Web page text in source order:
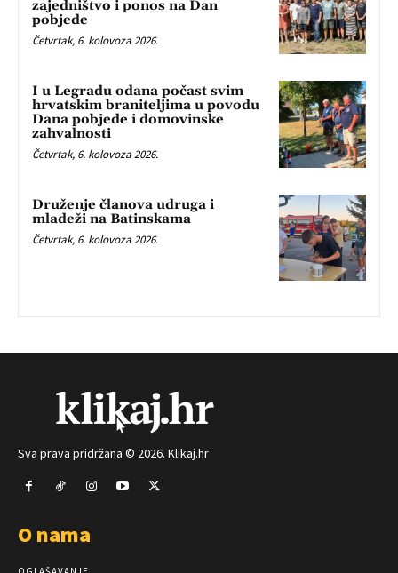
zajedništvo i ponos na Dan
pobjede
Četvrtak, 6. kolovoza 2026.
I u Legradu odana počast svim
hrvatskim braniteljima u povodu
Dana pobjede i domovinske
zahvalnosti
Četvrtak, 6. kolovoza 2026.
Druženje članova udruga i
mladeži na Batinskama
Četvrtak, 6. kolovoza 2026.
Sva prava pridržana © 2026. Klikaj.hr
O nama